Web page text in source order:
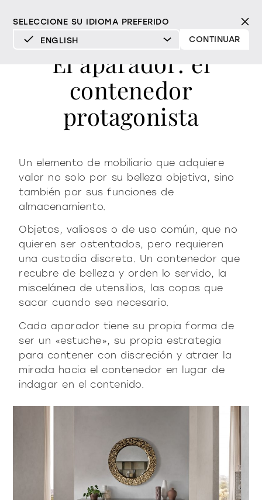
SELECCIONE SU IDIOMA PREFERIDO
ENGLISH
CONTINUAR
ES
Puro
DECIDIDO SUAVE
Moderno
DECIDIDO
Sofisticado
vitrinas y aparadores
librería y sistemas
iluminación
accesorios
mesas
mesitas de centro y
auxiliares
mesitas de noche
home office
Puro decidido Puro suave
Moderno suave
Productos
todos los productos
Materioteca
Espejos
Espejos TV
Vitrinas y Aparadores
Librería y sistemas
Iluminación
Accesorios
Mesas
Mesitas de centro y auxiliares
Mesitas de noche
Diseño
distribuidores
contacto
Milano Design Week 2026
Ser Fiam
Vittorio Livi, la idea
increíblemente vidrio
Responsables por naturaleza
Villa Miralfiore
documenti
Descargas
Catálogos
press & news
Historias
Noticias
¿es usted arquitecto?
contract y proyectos
El aparador: el
contenedor
protagonista
Un elemento de mobiliario que adquiere
valor no solo por su belleza objetiva, sino
también por sus funciones de
almacenamiento.
Objetos, valiosos o de uso común, que no
quieren ser ostentados, pero requieren
una custodia discreta. Un contenedor que
recubre de belleza y orden lo servido, la
miscelánea de utensilios, las copas que
sacar cuando sea necesario.
Cada aparador tiene su propia forma de
ser un «estuche», su propia estrategia
para contener con discreción y atraer la
mirada hacia el contenedor en lugar de
indagar en el contenido.